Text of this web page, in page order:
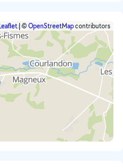
|©OpenStreetMapcontributors